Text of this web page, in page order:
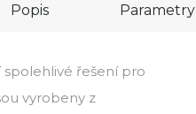
Popis Parametry
řešení pro
vyrobeny z